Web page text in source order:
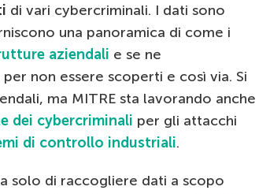
di vari cybercriminali. I dati sono
una panoramica di come i
aziendali e se ne
non essere scoperti e così via. Si
ma MITRE sta lavorando anche
dei cybercriminali per gli attacchi
di controllo industriali.
solo di raccogliere dati a scopo